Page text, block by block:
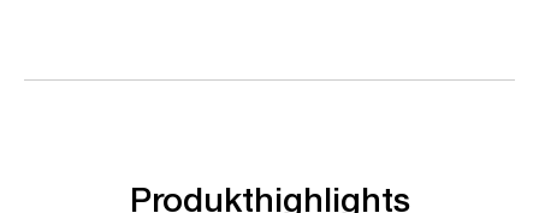
Produkthighlights